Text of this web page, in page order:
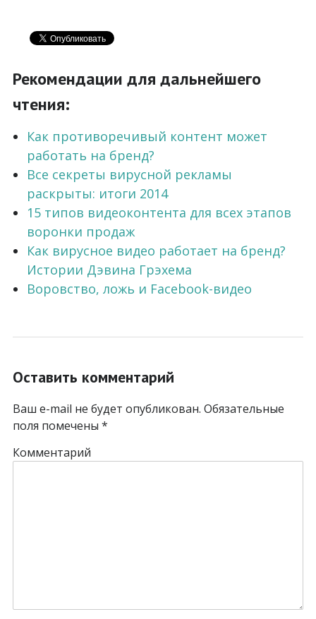
Рекомендации для дальнейшего
чтения:
Как противоречивый контент может
работать на бренд?
Все секреты вирусной рекламы
раскрыты: итоги 2014
15 типов видеоконтента для всех этапов
воронки продаж
Как вирусное видео работает на бренд?
Истории Дэвина Грэхема
Воровство, ложь и Facebook-видео
Оставить комментарий
Ваш e-mail не будет опубликован. Обязательные
поля помечены *
Комментарий